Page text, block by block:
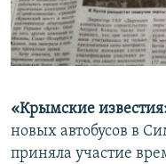
«Крымские
новых автобусов в
приняла участие